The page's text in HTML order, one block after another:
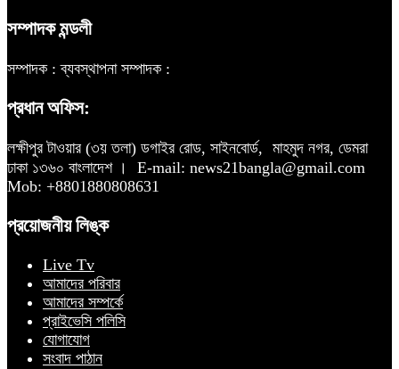
সম্পাদক মন্ডলী
সম্পাদক :ব্যবস্থাপনা সম্পাদক :
প্রধান অফিস:
লক্ষীপুর টাওয়ার (৩য় তলা) ডগাইর রোড, সাইনবোর্ড, মাহমুদ নগর, ডেমরা
ঢাকা ১৩৬০ বাংলাদেশ ।
E-mail: news21bangla@gmail.com
Mob: +8801880808631
প্রয়োজনীয় লিঙ্ক
Live Tv
আমাদের পরিবার
আমাদের সম্পর্কে
প্রাইভেসি পলিসি
যোগাযোগ
সংবাদ পাঠান